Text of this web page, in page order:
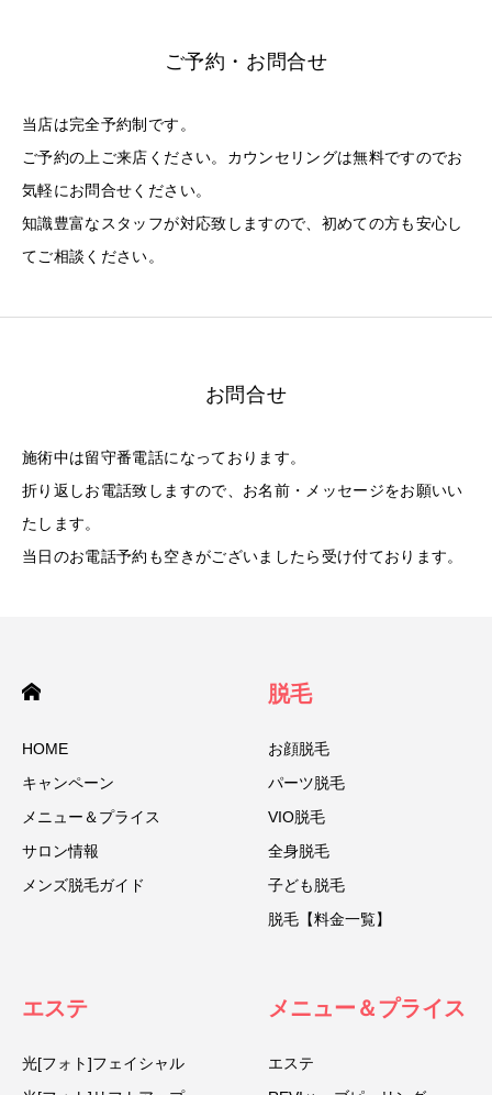
ご予約・お問合せ
当店は完全予約制です。
ご予約の上ご来店ください。カウンセリングは無料ですのでお
気軽にお問合せください。
知識豊富なスタッフが対応致しますので、初めての方も安心し
てご相談ください。
お問合せ
施術中は留守番電話になっております。
折り返しお電話致しますので、お名前・メッセージをお願いい
たします。
当日のお電話予約も空きがございましたら受け付ております。
HOME
キャンペーン
メニュー＆プライス
サロン情報
メンズ脱毛ガイド
脱毛
お顔脱毛
パーツ脱毛
VIO脱毛
全身脱毛
子ども脱毛
脱毛【料金一覧】
エステ
光[フォト]フェイシャル
メニュー＆プライス
エステ